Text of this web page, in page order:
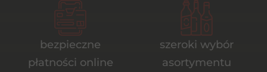
bezpieczne
płatności online
szeroki wybór
asortymentu